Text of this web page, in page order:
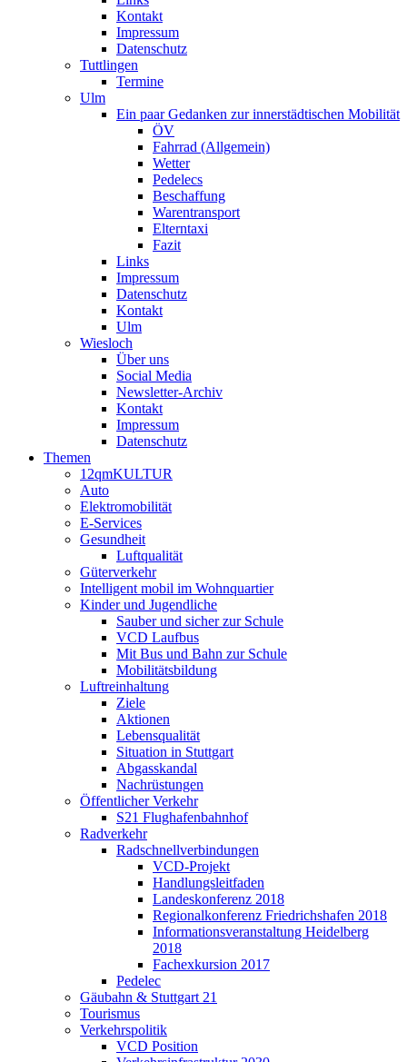
Kontakt
Impressum
Datenschutz
Tuttlingen
Termine
Ulm
Ein paar Gedanken zur innerstädtischen Mobilität
ÖV
Fahrrad (Allgemein)
Wetter
Pedelecs
Beschaffung
Warentransport
Elterntaxi
Fazit
Links
Impressum
Datenschutz
Kontakt
Ulm
Wiesloch
Über uns
Social Media
Newsletter-Archiv
Kontakt
Impressum
Datenschutz
Themen
12qmKULTUR
Auto
Elektromobilität
E-Services
Gesundheit
Luftqualität
Güterverkehr
Intelligent mobil im Wohnquartier
Kinder und Jugendliche
Sauber und sicher zur Schule
VCD Laufbus
Mit Bus und Bahn zur Schule
Mobilitätsbildung
Luftreinhaltung
Ziele
Aktionen
Lebensqualität
Situation in Stuttgart
Abgasskandal
Nachrüstungen
Öffentlicher Verkehr
S21 Flughafenbahnhof
Radverkehr
Radschnellverbindungen
VCD-Projekt
Handlungsleitfaden
Landeskonferenz 2018
Regionalkonferenz Friedrichshafen 2018
Informationsveranstaltung Heidelberg
2018
Fachexkursion 2017
Pedelec
Gäubahn & Stuttgart 21
Tourismus
Verkehrspolitik
VCD Position